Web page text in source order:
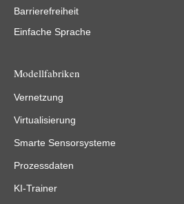
Barrierefreiheit
Einfache Sprache
Modellfabriken
Vernetzung
Virtualisierung
Smarte Sensorsysteme
Prozessdaten
KI-Trainer